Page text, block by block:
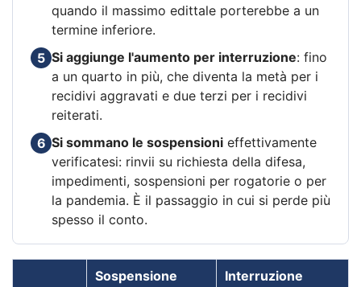
quando il massimo edittale porterebbe a un
termine inferiore.
5 Si aggiunge l'aumento per interruzione: fino
a un quarto in più, che diventa la metà per i
recidivi aggravati e due terzi per i recidivi
reiterati.
6 Si sommano le sospensioni effettivamente
verificatesi: rinvii su richiesta della difesa,
impedimenti, sospensioni per rogatorie o per
la pandemia. È il passaggio in cui si perde più
spesso il conto.
Sospensione Interruzione